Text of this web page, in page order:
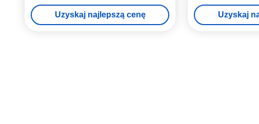
rzeczywistym
Uzyskaj najlepszą cenę
skutera
Uzyskaj